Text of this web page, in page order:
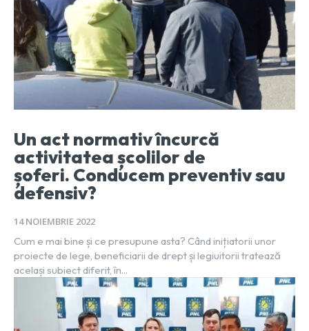
Un act normativ încurcă
activitatea școlilor de
șoferi. Conducem preventiv sau
defensiv?
14 NOIEMBRIE 2022
Cum e mai bine și ce presupune asta? Când inițiatorii unor
proiecte de lege, beneficiarii de drept și legiuitorii tratează
același subiect diferit, în...